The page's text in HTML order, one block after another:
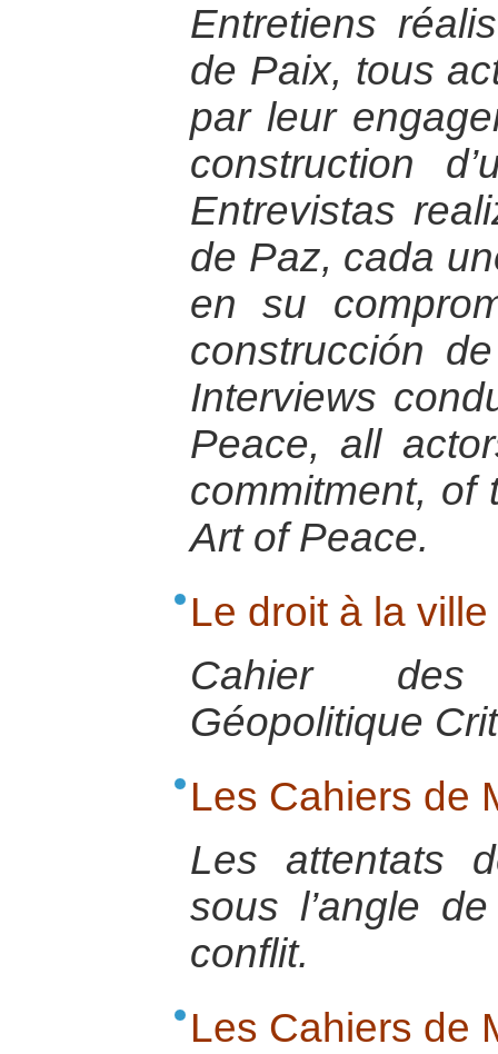
Entretiens
de Paix, tous
par leur
construction
Entrevistas
de Paz, cada
en su
construcción
Interviews
Peace, all
commitment, of
Art of Peace.
Le droit à la ville
Cahier
Géopolitique
Les Cahiers de
Les attentats
sous l’angle
conflit.
Les Cahiers de